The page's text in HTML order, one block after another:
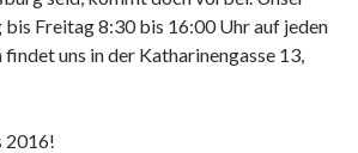
Freitag 8:30 bis 16:00 Uhr auf jeden
uns in der Katharinengasse 13,
2016!